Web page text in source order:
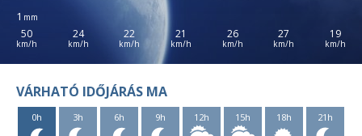
1
50 24 22 21 26 27 19
VÁRHATÓ IDŐJÁRÁS MA
0h 3h 6h 9h 12h 15h 18h 21h